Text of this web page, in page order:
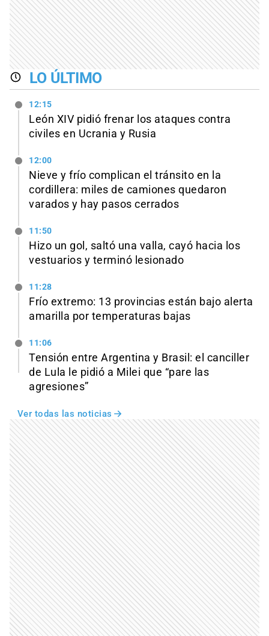
LO ÚLTIMO
12:15
León XIV pidió frenar los ataques contra
civiles en Ucrania y Rusia
12:00
Nieve y frío complican el tránsito en la
cordillera: miles de camiones quedaron
varados y hay pasos cerrados
11:50
Hizo un gol, saltó una valla, cayó hacia los
vestuarios y terminó lesionado
11:28
Frío extremo: 13 provincias están bajo alerta
amarilla por temperaturas bajas
11:06
Tensión entre Argentina y Brasil: el canciller
de Lula le pidió a Milei que “pare las
agresiones”
Ver todas las noticias